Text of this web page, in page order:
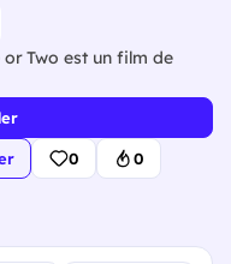
Two est un film de
0 0